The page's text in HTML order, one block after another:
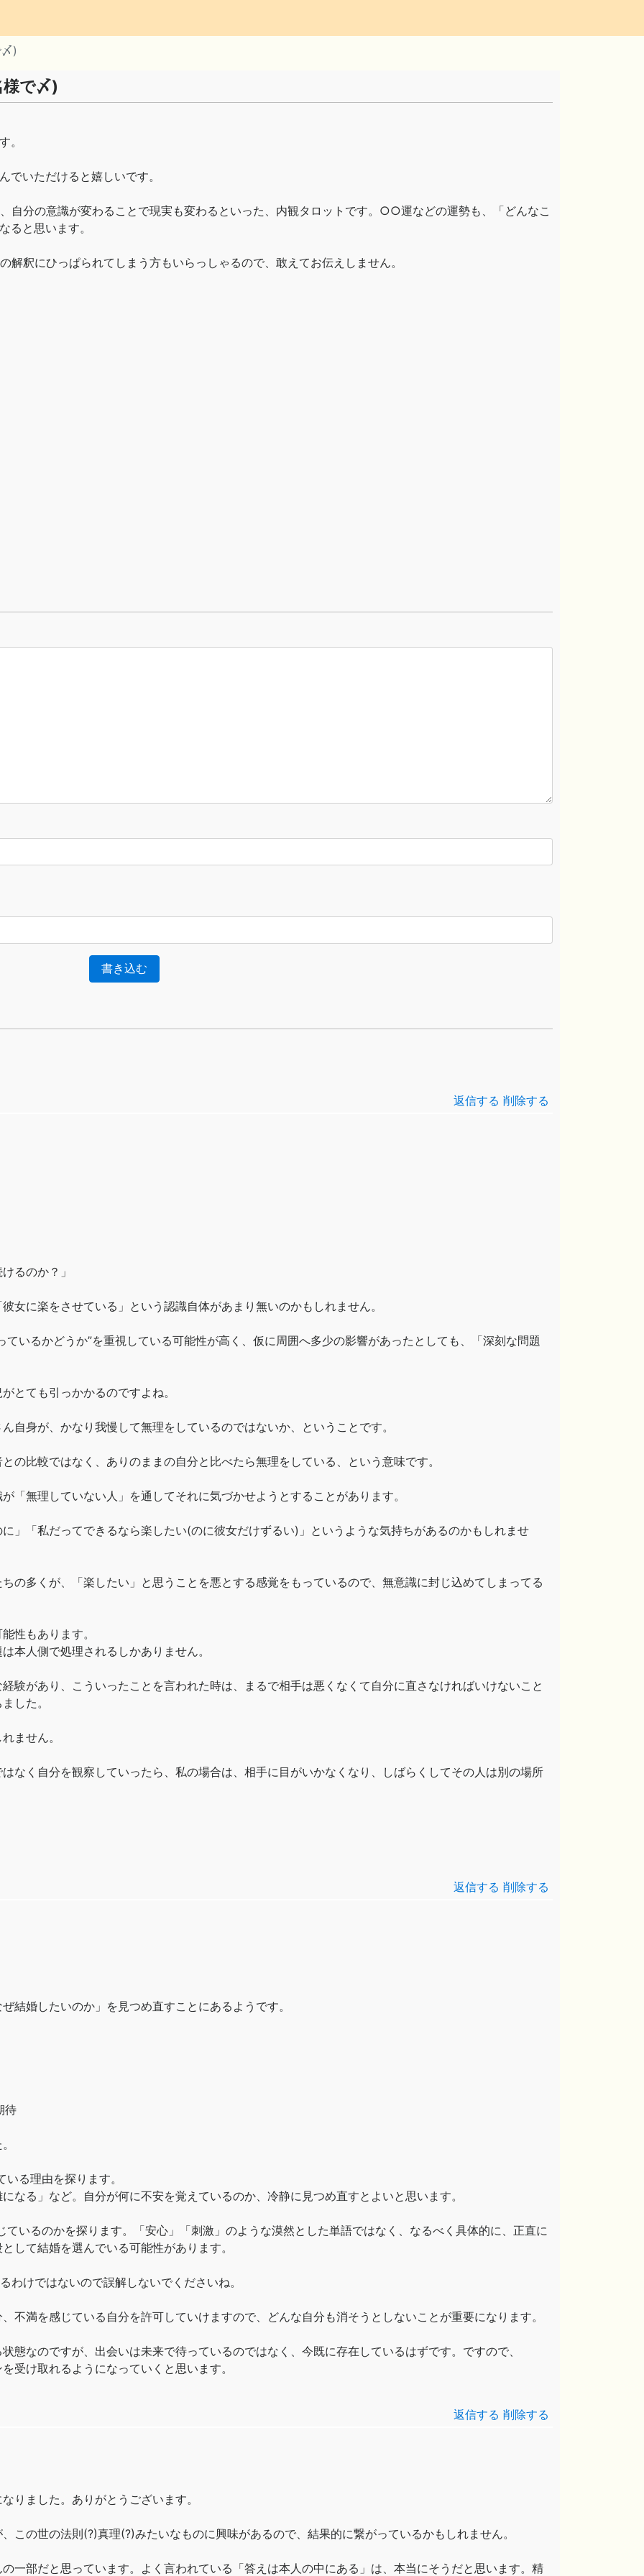
)
で〆)
。
でいただけると嬉しいです。
自分の意識が変わることで現実も変わるといった、内観タロットです。○○運などの運勢も、「どんなこ
ると思います。
釈にひっぱられてしまう方もいらっしゃるので、敢えてお伝えしません。
書き込む
返信する 削除する
るのか？」
女に楽をさせている」という認識自体があまり無いのかもしれません。
いるかどうか”を重視している可能性が高く、仮に周囲へ多少の影響があったとしても、「深刻な問題
とても引っかかるのですよね。
自身が、かなり我慢して無理をしているのではないか、ということです。
の比較ではなく、ありのままの自分と比べたら無理をしている、という意味です。
「無理していない人」を通してそれに気づかせようとすることがあります。
」「私だってできるなら楽したい(のに彼女だけずるい)」というような気持ちがあるのかもしれませ
の多くが、「楽したい」と思うことを悪とする感覚をもっているので、無意識に封じ込めてしまってる
性もあります。
本人側で処理されるしかありません。
験があり、こういったことを言われた時は、まるで相手は悪くなくて自分に直さなければいけないこと
した。
ません。
なく自分を観察していったら、私の場合は、相手に目がいかなくなり、しばらくしてその人は別の場所
返信する 削除する
結婚したいのか」を見つめ直すことにあるようです。
待
る理由を探ります。
なる」など。自分が何に不安を覚えているのか、冷静に見つめ直すとよいと思います。
いるのかを探ります。「安心」「刺激」のような漠然とした単語ではなく、なるべく具体的に、正直に
して結婚を選んでいる可能性があります。
けではないので誤解しないでくださいね。
不満を感じている自分を許可していけますので、どんな自分も消そうとしないことが重要になります。
態なのですが、出会いは未来で待っているのではなく、今既に存在しているはずです。ですので、
受け取れるようになっていくと思います。
返信する 削除する
りました。ありがとうございます。
この世の法則(?)真理(?)みたいなものに興味があるので、結果的に繋がっているかもしれません。
一部だと思っています。よく言われている「答えは本人の中にある」は、本当にそうだと思います。精